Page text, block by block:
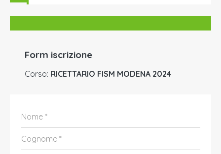
Form iscrizione
Corso: RICETTARIO FISM MODENA 2024